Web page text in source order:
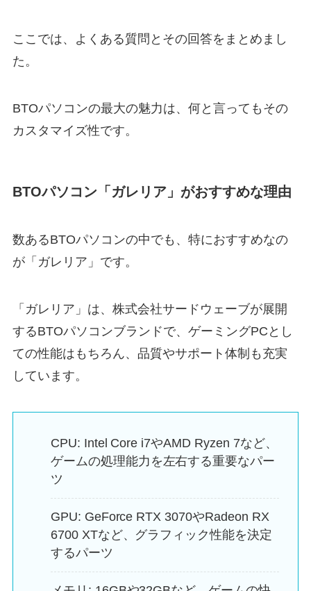
ここでは、よくある質問とその回答をまとめまし
た。
BTOパソコンの最大の魅力は、何と言ってもその
カスタマイズ性です。
BTOパソコン「ガレリア」がおすすめな理由
数あるBTOパソコンの中でも、特におすすめなの
が「ガレリア」です。
「ガレリア」は、株式会社サードウェーブが展開
するBTOパソコンブランドで、ゲーミングPCとし
ての性能はもちろん、品質やサポート体制も充実
しています。
CPU: Intel Core i7やAMD Ryzen 7など、
ゲームの処理能力を左右する重要なパー
ツ
GPU: GeForce RTX 3070やRadeon RX
6700 XTなど、グラフィック性能を決定
するパーツ